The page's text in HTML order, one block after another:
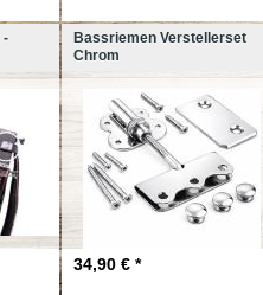
-
Bassriemen Verstellerset
Chrom
34,90 € *